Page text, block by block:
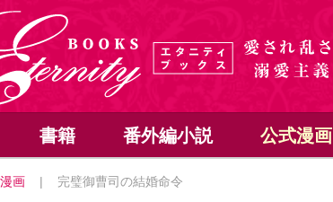
書籍 番外編小説 公式漫画
画 | 完璧御曹司の結婚命令